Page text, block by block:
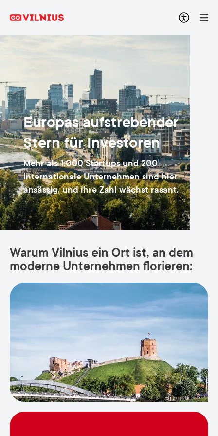
Europas aufstrebender
Stern für Investoren
Mehr als 1.000 Startups und 200
internationale Unternehmen sind hier
ansässig, und ihre Zahl wächst rasant.
Warum Vilnius ein Ort ist, an dem
moderne Unternehmen florieren: